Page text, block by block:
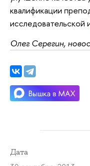
квалификации
исследовательской
Олег Серегин,
Дата